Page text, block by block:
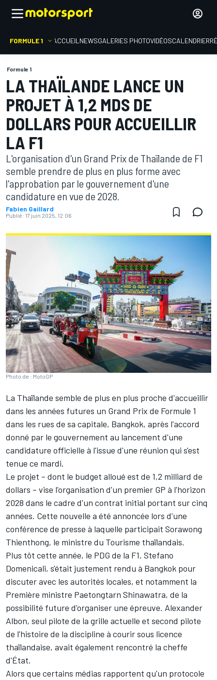
FORMULE 1 ACCUEIL NEWSGALERIES PHOTOVIDÉOSCALENDRIER
Formule 1
LA THAÏLANDE LANCE UN
PROJET À 1,2 MDS DE
DOLLARS POUR ACCUEILLIR
LA F1
L'organisation d'un Grand Prix de Thaïlande de F1
semble prendre de plus en plus forme avec
l'approbation par le gouvernement d'une
candidature en vue de 2028.
Fabien Gaillard
Publié: 17 juin 2025, 12:06
Photo de : MotoGP
La Thaïlande semble de plus en plus proche d'accueillir
dans les années futures un Grand Prix de Formule 1
dans les rues de sa capitale, Bangkok, après l'accord
donné par le gouvernement au lancement d'une
candidature officielle à l'issue d'une réunion qui s'est
tenue ce mardi.
Le projet – dont le budget alloué est de 1,2 milliard de
dollars – vise l'organisation d'un premier GP à l'horizon
2028 dans le cadre d'un contrat initial portant sur cinq
années. Cette nouvelle a été annoncée lors d'une
conférence de presse à laquelle participait Sorawong
Thienthong, le ministre du Tourisme thaïlandais.
Plus tôt cette année, le PDG de la F1, Stefano
Domenicali, s'était justement rendu à Bangkok pour
discuter avec les autorités locales, et notamment la
Première ministre Paetongtarn Shinawatra, de la
possibilité future d'organiser une épreuve. Alexander
Albon, seul pilote de la grille actuelle et second pilote
de l'histoire de la discipline à courir sous licence
thaïlandaise, avait également rencontré la cheffe
d'État.
Alors que certains médias rapportent qu'un protocole